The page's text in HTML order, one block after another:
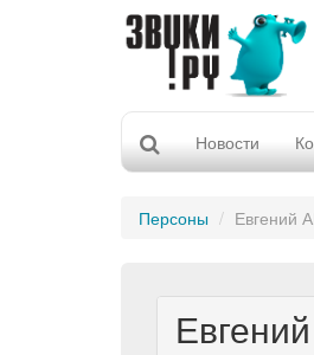
Новости
Персоны Евгений